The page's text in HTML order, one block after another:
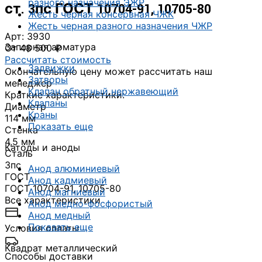
разного назначения ЭЖР
Жесть черная консервная ЧЖК
Жесть черная разного назначения ЧЖР
Запорная арматура
Задвижки
Затворы
Клапан обратный нержавеющий
Клапаны
Краны
Показать еще
Катоды и аноды
Анод алюминиевый
Анод кадмиевый
Анод магниевый
Анод медно-фосфористый
Анод медный
Показать еще
Квадрат металлический
ст. 3пс ГОСТ 10704-91, 10705-80
Арт: 3930
От 48 500 ₽
Рассчитать стоимость
Окончательную цену может рассчитать наш
менеджер
Краткие характеристики:
Диаметр
114 мм
Стенка
4,5 мм
Сталь
3пс
ГОСТ
ГОСТ 10704-91, 10705-80
Все характеристики
Условия оплаты
Способы доставки